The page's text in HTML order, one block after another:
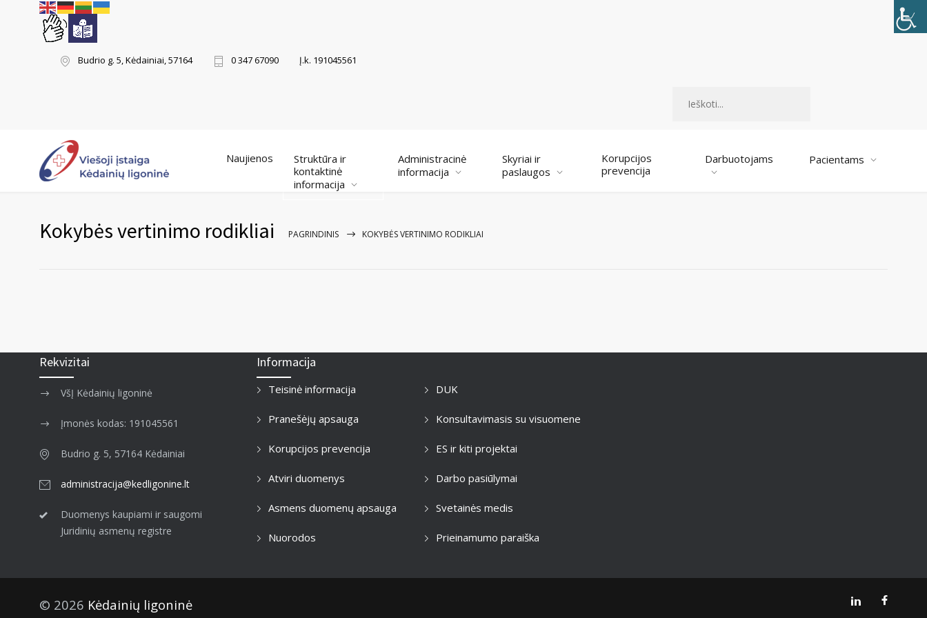
Budrio g. 5, Kėdainiai, 57164 0 347 67090 Į.k. 191045561
Naujienos
Struktūra ir
kontaktinė
informacija
Administracinė
informacija
Skyriai ir
paslaugos
Korupcijos
prevencija
Darbuotojams Pacientams
Kokybės vertinimo rodikliai PAGRINDINIS KOKYBĖS VERTINIMO RODIKLIAI
Rekvizitai
VšĮ Kėdainių ligoninė
Įmonės kodas: 191045561
Budrio g. 5, 57164 Kėdainiai
administracija@kedligonine.lt
Duomenys kaupiami ir saugomi
Juridinių asmenų registre
Informacija
Teisinė informacija
Pranešėjų apsauga
Korupcijos prevencija
Atviri duomenys
Asmens duomenų apsauga
Nuorodos
DUK
Konsultavimasis su visuomene
ES ir kiti projektai
Darbo pasiūlymai
Svetainės medis
Prieinamumo paraiška
© 2026 Kėdainių ligoninė